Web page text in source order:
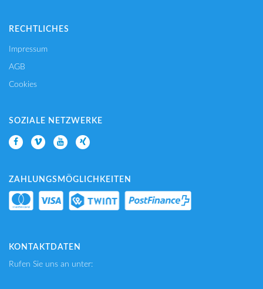
RECHTLICHES
Impressum
AGB
Cookies
SOZIALE NETZWERKE
ZAHLUNGSMÖGLICHKEITEN
KONTAKTDATEN
Rufen Sie uns an unter: